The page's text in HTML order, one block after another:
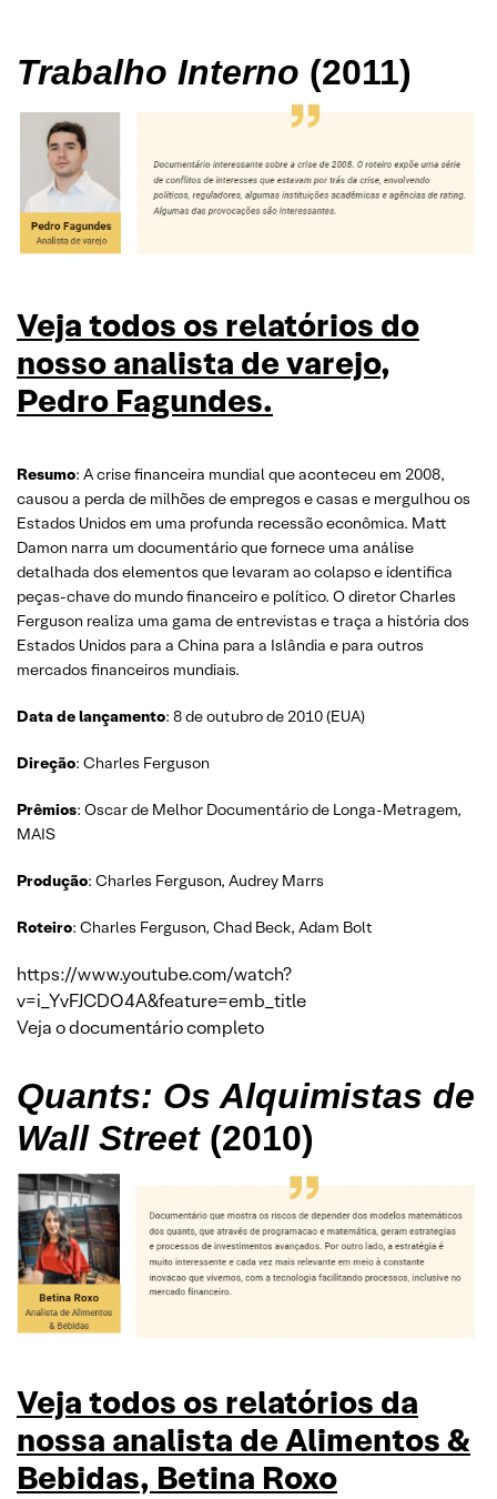
Trabalho Interno (2011)
Veja todos os relatórios do
nosso analista de varejo,
Pedro Fagundes.
Resumo: A crise financeira mundial que aconteceu em 2008,
causou a perda de milhões de empregos e casas e mergulhou os
Estados Unidos em uma profunda recessão econômica. Matt
Damon narra um documentário que fornece uma análise
detalhada dos elementos que levaram ao colapso e identifica
peças-chave do mundo financeiro e político. O diretor Charles
Ferguson realiza uma gama de entrevistas e traça a história dos
Estados Unidos para a China para a Islândia e para outros
mercados financeiros mundiais.
Data de lançamento: 8 de outubro de 2010 (EUA)
Direção: Charles Ferguson
Prêmios: Oscar de Melhor Documentário de Longa-Metragem,
MAIS
Produção: Charles Ferguson, Audrey Marrs
Roteiro: Charles Ferguson, Chad Beck, Adam Bolt
https://www.youtube.com/watch?
v=i_YvFJCDO4A&feature=emb_title
Veja o documentário completo
Quants: Os Alquimistas de
Wall Street (2010)
Veja todos os relatórios da
nossa analista de Alimentos &
Bebidas, Betina Roxo